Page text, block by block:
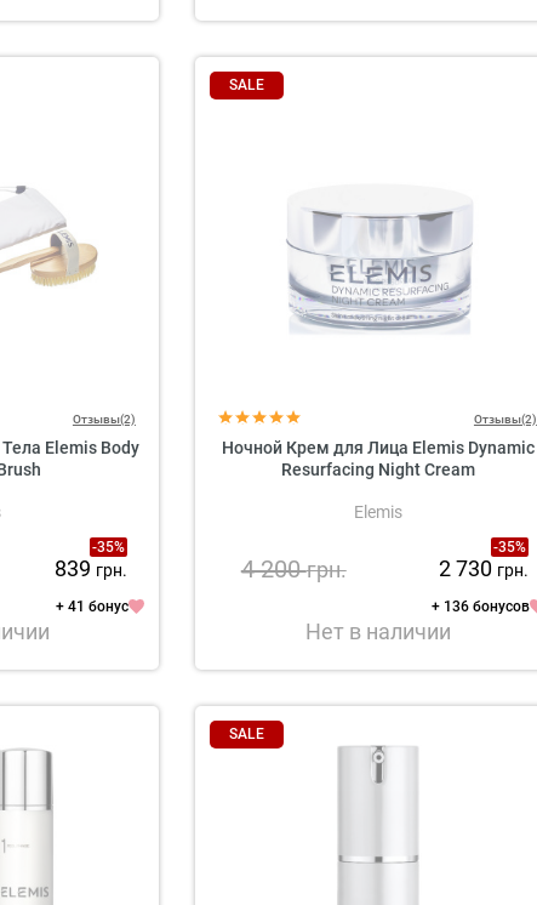
Отзывы(2)
Elemis Body
-35%
839 грн.
+ 41 бонус
SALE
Отзывы(2)
Ночной Крем для Лица Elemis Dynamic
Resurfacing Night Cream
Elemis
-35%
4 200грн. 2 730 грн.
+ 136 бонусов
Нет в наличии
SALE